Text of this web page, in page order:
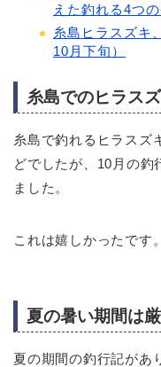
えた釣れる4つ
糸島ヒラスズキ
10月下旬）
糸島でのヒラス
糸島で釣れるヒラスズ
どでしたが、10月の釣
ました。
これは嬉しかったです。
夏の暑い期間は厳
夏の期間の釣行記があ